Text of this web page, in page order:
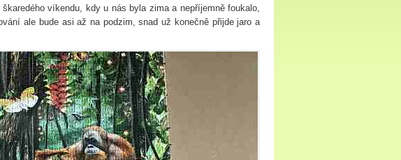
víkendu, kdy u nás byla zima a nepříjemně foukalo,
ale bude asi až na podzim, snad už konečně přijde jaro a